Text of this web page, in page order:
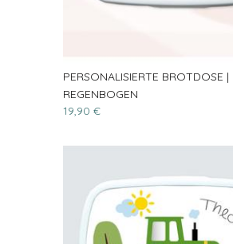
PERSONALISIERTE BROTDOSE |
REGENBOGEN
19,90 €